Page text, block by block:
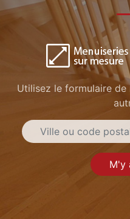
Utilisez le formulaire
M'y